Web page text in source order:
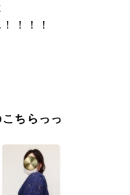
！！！
ちらっっ